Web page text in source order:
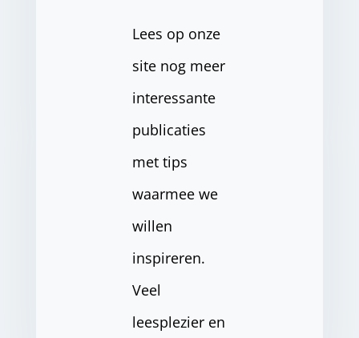
Lees op onze
site nog meer
interessante
publicaties
met tips
waarmee we
willen
inspireren.
Veel
leesplezier en